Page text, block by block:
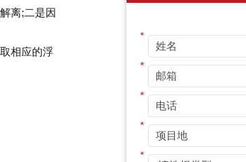
离;二是因
相应的浮
*
*
*
*
*